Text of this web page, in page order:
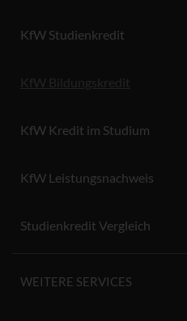
KfW Studienkredit
KfW Bildungskredit
KfW Kredit im Studium
KfW Leistungsnachweis
Studienkredit Vergleich
WEITERE SERVICES